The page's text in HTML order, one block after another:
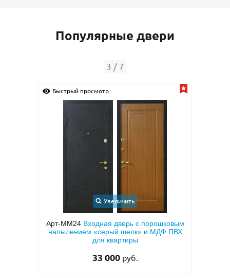
Популярные двери
4 / 7
Быстрый просмотр
Увеличить
Арт-ММ24Входная дверь с порошковым
напылением «серый шелк» и МДФ ПВХ
для квартиры
руб.
Быстрый